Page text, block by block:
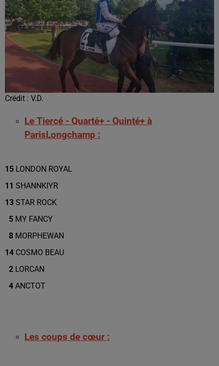
Crédit : V.D.
Le Tiercé - Quarté+ - Quinté+ à
ParisLongchamp :
15 LONDON ROYAL
11 SHANNKIYR
13 STAR ROCK
5 MY FANCY
8 MORPHEWAN
14 COSMO BEAU
2 LORCAN
4 ANCTOT
Les coups de cœur :